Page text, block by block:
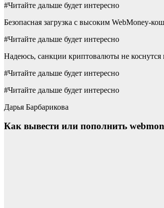
#Читайте дальше будет интересно
Безопасная загрузка с высоким WebMoney-
#Читайте дальше будет интересно
Надеюсь, санкции криптовалюты не
#Читайте дальше будет интересно
#Читайте дальше будет интересно
Дарья Барбарикова
Как вывести или пополнить